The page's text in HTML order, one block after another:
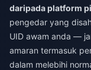
daripada platform
pengedar yang
UID awam anda —
amaran termasuk
dalam melebihi